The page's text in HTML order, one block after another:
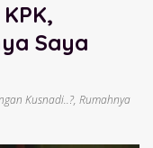
Saya
Kusnadi..?, Rumahnya